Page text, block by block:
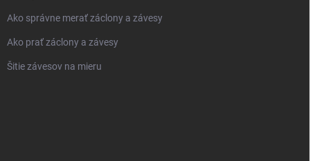
Ako správne merať záclony a závesy
Ako prať záclony a závesy
Šitie závesov na mieru